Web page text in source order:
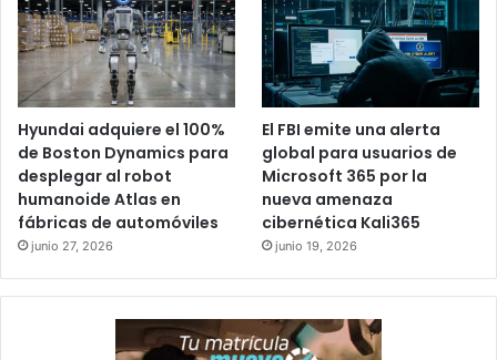
Hyundai adquiere el 100%
de Boston Dynamics para
desplegar al robot
humanoide Atlas en
fábricas de automóviles
junio 27, 2026
El FBI emite una alerta
global para usuarios de
Microsoft 365 por la
nueva amenaza
cibernética Kali365
junio 19, 2026